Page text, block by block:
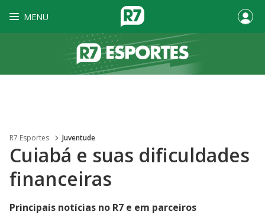
MENU
R7 Esportes Juventude
Cuiabá e suas dificuldades
financeiras
Principais notícias no R7 e em parceiros